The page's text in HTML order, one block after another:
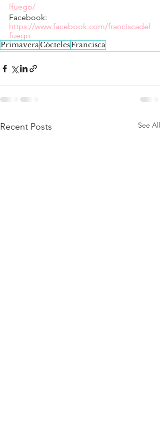
lfuego/
Facebook:
https://www.facebook.com/franciscadel
fuego
PrimaveraCóctelesFrancisca
Recent Posts See All